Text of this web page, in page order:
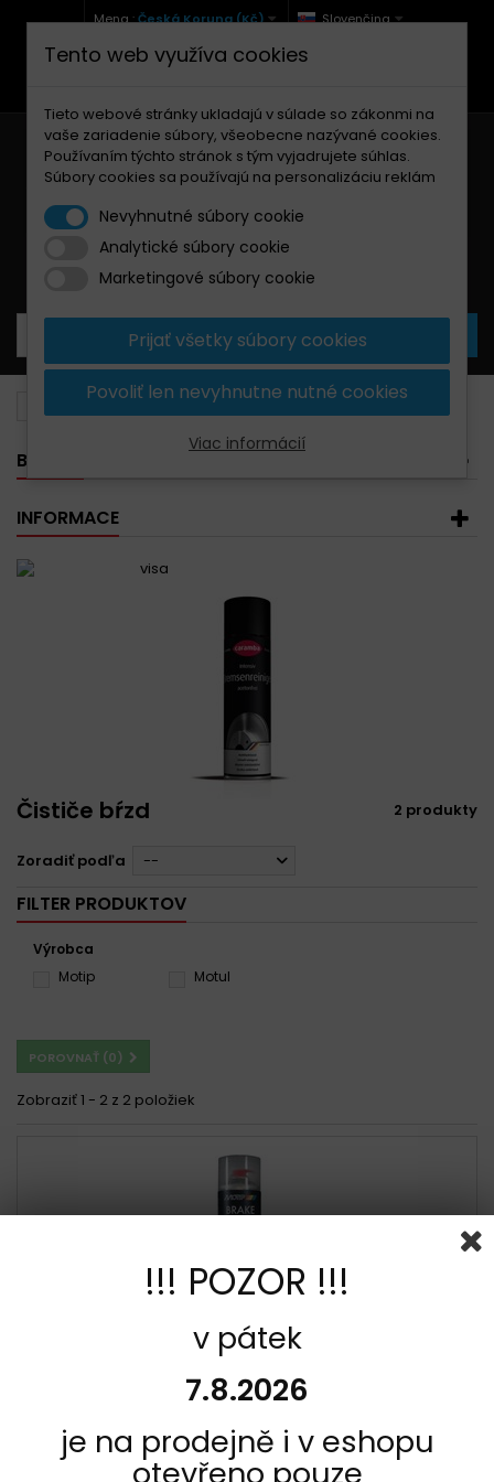
Mena :Česká Koruna (Kč) Slovenčina
+420 771 127 977 (Po-Pá, 9-12 a 13-17)
Košík0Produkty
Čističe bŕzd
BANNER
INFORMACE
Čističe bŕzd 2 produkty
Zoradiť podľa --
FILTER PRODUKTOV
Výrobca
Motip
Motul
POROVNAŤ (0)
Zobraziť 1 - 2 z 2 položiek
KÓD:011.090514D
VÝROBCA:MOTIP
Tento web využíva cookies
Tieto webové stránky ukladajú v súlade so zákonmi na
vaše zariadenie súbory, všeobecne nazývané cookies.
Používaním týchto stránok s tým vyjadrujete súhlas.
Súbory cookies sa používajú na personalizáciu reklám
Nevyhnutné súbory cookie
Analytické súbory cookie
Marketingové súbory cookie
Prijať všetky súbory cookies
Povoliť len nevyhnutne nutné cookies
Viac informácií
!!! POZOR !!!
v pátek
7.8.2026
je na prodejně i v eshopu
otevřeno pouze